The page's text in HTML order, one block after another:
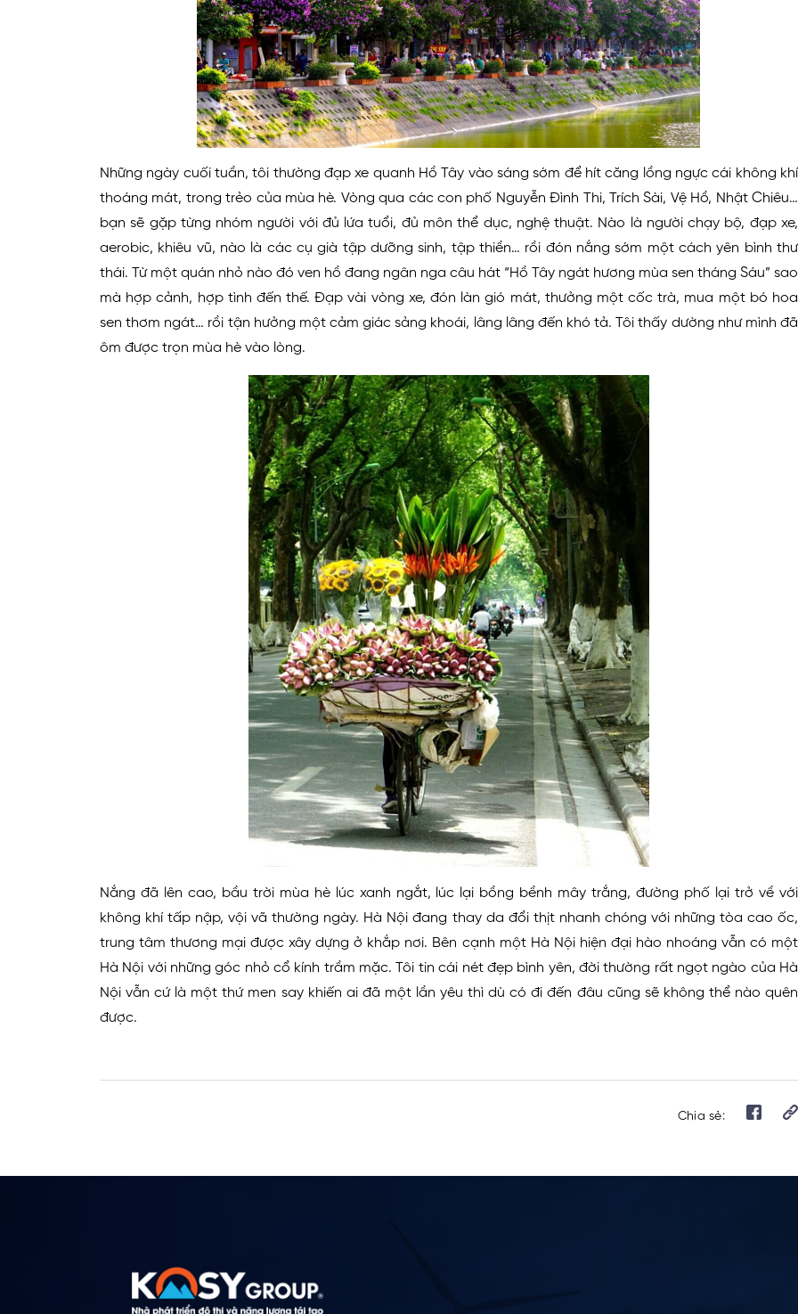
Những ngày cuối tuần, tôi thường đạp xe quanh Hồ Tây vào sáng sớm để hít căng lồng ngực cái không khí
thoáng mát, trong trẻo của mùa hè. Vòng qua các con phố Nguyễn Đình Thi, Trích Sài, Vệ Hồ, Nhật Chiêu…
bạn sẽ gặp từng nhóm người với đủ lứa tuổi, đủ môn thể dục, nghệ thuật. Nào là người chạy bộ, đạp xe,
aerobic, khiêu vũ, nào là các cụ già tập dưỡng sinh, tập thiền… rồi đón nắng sớm một cách yên bình thư
thái. Từ một quán nhỏ nào đó ven hồ đang ngân nga câu hát “Hồ Tây ngát hương mùa sen tháng Sáu” sao
mà hợp cảnh, hợp tình đến thế. Đạp vài vòng xe, đón làn gió mát, thưởng một cốc trà, mua một bó hoa
sen thơm ngát… rồi tận hưởng một cảm giác sảng khoái, lâng lâng đến khó tả. Tôi thấy dường như mình đã
ôm được trọn mùa hè vào lòng.
Nắng đã lên cao, bầu trời mùa hè lúc xanh ngắt, lúc lại bồng bềnh mây trắng, đường phố lại trở về với
không khí tấp nập, vội vã thường ngày. Hà Nội đang thay da đổi thịt nhanh chóng với những tòa cao ốc,
trung tâm thương mại được xây dựng ở khắp nơi. Bên cạnh một Hà Nội hiện đại hào nhoáng vẫn có một
Hà Nội với những góc nhỏ cổ kính trầm mặc. Tôi tin cái nét đẹp bình yên, đời thường rất ngọt ngào của Hà
Nội vẫn cứ là một thứ men say khiến ai đã một lần yêu thì dù có đi đến đâu cũng sẽ không thể nào quên
được.
Chia sẻ: